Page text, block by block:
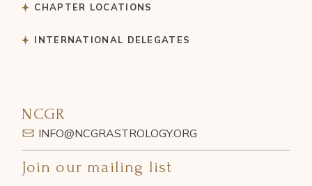
CHAPTER LOCATIONS
INTERNATIONAL DELEGATES
NCGR
INFO@NCGRASTROLOGY.ORG
Join our mailing list